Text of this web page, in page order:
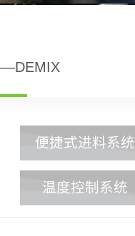
便捷式进料系统
温度控制系统